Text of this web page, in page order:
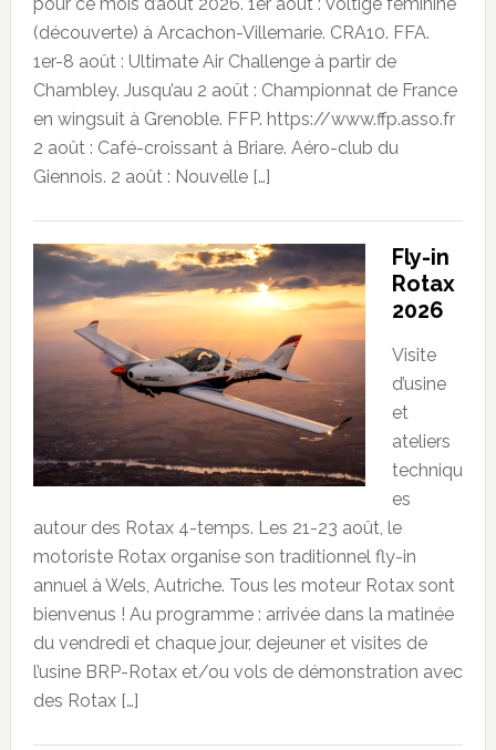
pour ce mois d’août 2026. 1er août : Voltige féminine
(découverte) à Arcachon-Villemarie. CRA10. FFA.
1er-8 août : Ultimate Air Challenge à partir de
Chambley. Jusqu’au 2 août : Championnat de France
en wingsuit à Grenoble. FFP. https://www.ffp.asso.fr
2 août : Café-croissant à Briare. Aéro-club du
Giennois. 2 août : Nouvelle […]
Fly-in
Rotax
2026
Visite
d’usine
et
ateliers
techniqu
es
autour des Rotax 4-temps. Les 21-23 août, le
motoriste Rotax organise son traditionnel fly-in
annuel à Wels, Autriche. Tous les moteur Rotax sont
bienvenus ! Au programme : arrivée dans la matinée
du vendredi et chaque jour, dejeuner et visites de
l’usine BRP-Rotax et/ou vols de démonstration avec
des Rotax […]